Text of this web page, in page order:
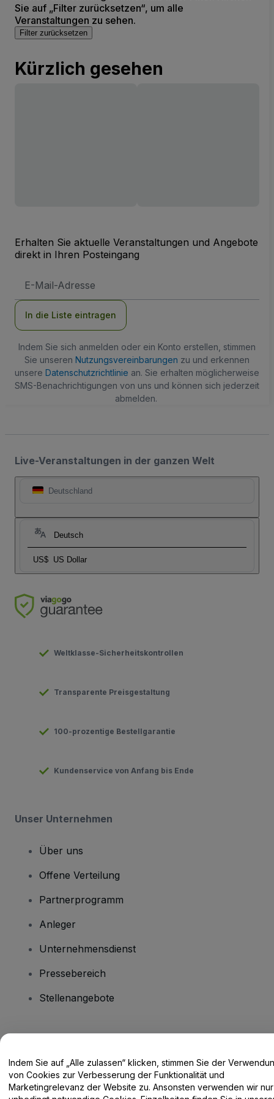
Sie auf „Filter zurücksetzen“, um alle
Veranstaltungen zu sehen.
Filter zurücksetzen
Kürzlich gesehen
Erhalten Sie aktuelle Veranstaltungen und Angebote
direkt in Ihren Posteingang
Mail-
In die Liste eintragen
Indem Sie sich anmelden oder ein Konto erstellen, stimmen
Sie unseren Nutzungsvereinbarungen zu und erkennen
unsere Datenschutzrichtlinie an. Sie erhalten möglicherweise
SMS-Benachrichtigungen von uns und können sich jederzeit
abmelden.
Live-Veranstaltungen in der ganzen Welt
Deutschland
Deutsch
US$ US Dollar
Weltklasse-Sicherheitskontrollen
Transparente Preisgestaltung
100-prozentige Bestellgarantie
Kundenservice von Anfang bis Ende
Unser Unternehmen
Über uns
Offene Verteilung
Partnerprogramm
Anleger
Unternehmensdienst
Pressebereich
Stellenangebote
Hilfe-Center / Kontakt
Indem Sie auf „Alle zulassen“ klicken, stimmen Sie der
von Cookies zur Verbesserung der Funktionalität und
Marketingrelevanz der Website zu. Ansonsten verwenden wir nur